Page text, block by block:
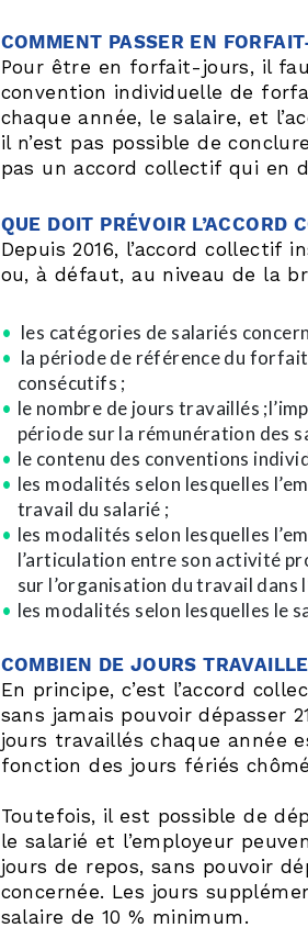
COMMENT PASSER EN
Pour être en forfait-jours, il
convention individuelle de
chaque année, le salaire, et
il n’est pas possible de
pas un accord collectif qui en
QUE DOIT PRÉVOIR L’ACCORD
Depuis 2016, l’accord
ou, à défaut, au niveau de la
les catégories de salariés
la période de référence du
consécutifs ;
le nombre de jours travaillés
période sur la rémunération des
le contenu des conventions
les modalités selon lesquelles
travail du salarié ;
les modalités selon lesquelles
l’articulation entre son activité
sur l’organisation du travail dans
les modalités selon lesquelles le
COMBIEN DE JOURS
En principe, c’est l’accord
sans jamais pouvoir dépasser
jours travaillés chaque année
fonction des jours fériés
Toutefois, il est possible de
le salarié et l’employeur
jours de repos, sans pouvoir
concernée. Les jours
salaire de 10 % minimum.